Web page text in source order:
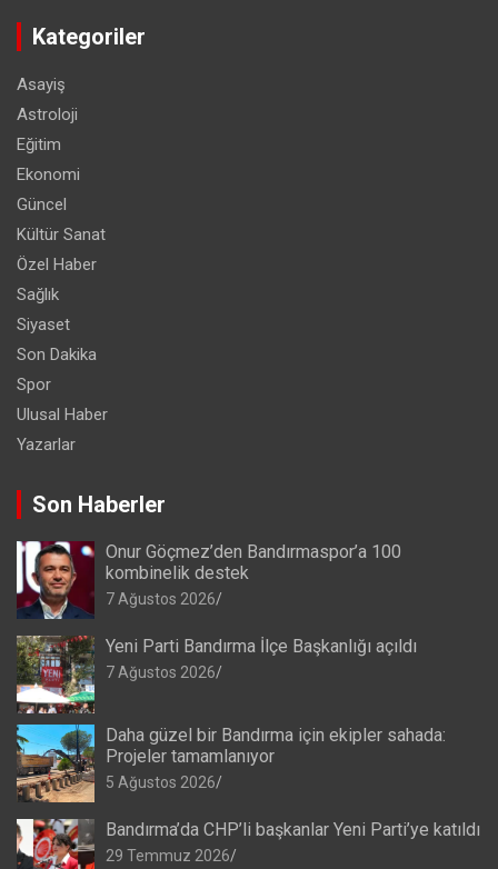
Kategoriler
Asayiş
Astroloji
Eğitim
Ekonomi
Güncel
Kültür Sanat
Özel Haber
Sağlık
Siyaset
Son Dakika
Spor
Ulusal Haber
Yazarlar
Son Haberler
Onur Göçmez’den Bandırmaspor’a 100
kombinelik destek
7 Ağustos 2026
Yeni Parti Bandırma İlçe Başkanlığı açıldı
7 Ağustos 2026
Daha güzel bir Bandırma için ekipler sahada:
Projeler tamamlanıyor
5 Ağustos 2026
Bandırma’da CHP’li başkanlar Yeni Parti’ye katıldı
29 Temmuz 2026